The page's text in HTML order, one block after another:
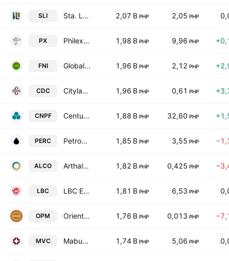
SLI Sta. Lucia Land,Inc. 2,07 B PHP 2,05 PHP
PX Philex Mining Corp. 1,98 B PHP 9,96 PHP
FNI Global Ferronickel Holdings, Inc. 1,96 B PHP 2,12 PHP
CDC Cityland Development Corporation 1,96 B PHP 0,61 PHP
CNPF Century Pacific Food, Inc. 1,88 B PHP 32,60 PHP
PERC PetroEnergy Resources Corporation. 1,85 B PHP 3,55 PHP
ALCO Arthaland Corporation 1,82 B PHP 0,425 PHP
LBC LBC Express Holdings, Inc. 1,81 B PHP 6,53 PHP
OPM Oriental Petroleum & Minerals Corp. Class A 1,76 B PHP 0,013 PHP
MVC Mabuhay Vinyl Corp. 1,74 B PHP 5,06 PHP